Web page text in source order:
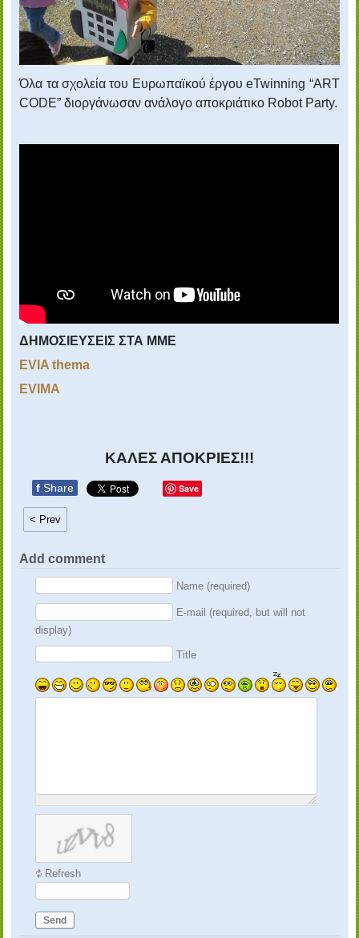
Όλα τα σχολεία του Ευρωπαϊκού έργουeTwinning “ART
CODE” διοργάνωσαν ανάλογο αποκριάτικο Robot Party.
ΔΗΜΟΣΙΕΥΣΕΙΣ ΣΤΑ ΜΜΕ
EVIA thema
EVIMA
ΚΑΛΕΣ ΑΠΟΚΡΙΕΣ!!!
f Share Save
< Prev
Add comment
Name (required)
E-mail (required, but will not
display)
Title
Refresh
Send